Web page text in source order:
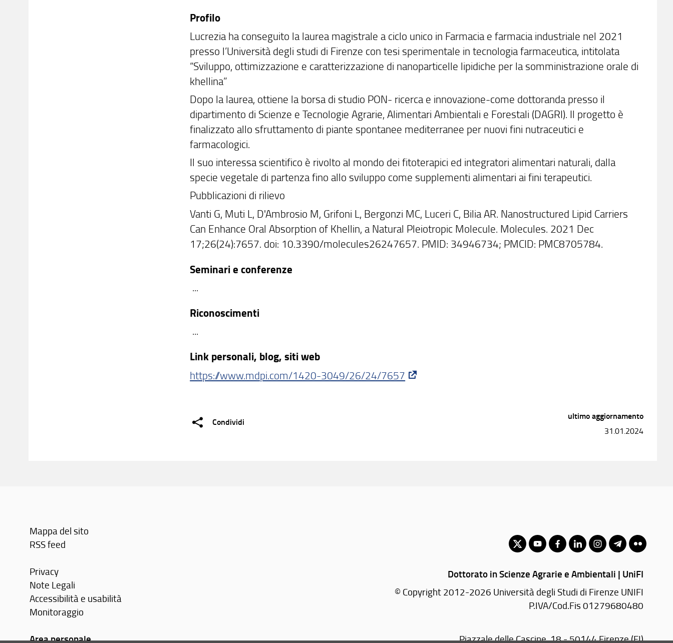
Profilo
Lucrezia ha conseguito la laurea magistrale a ciclo unico in Farmacia e farmacia industriale nel 2021
presso l’Università degli studi di Firenze con tesi sperimentale in tecnologia farmaceutica, intitolata
“Sviluppo, ottimizzazione e caratterizzazione di nanoparticelle lipidiche per la somministrazione orale di
khellina”
Dopo la laurea, ottiene la borsa di studio PON- ricerca e innovazione-come dottoranda presso il
dipartimento di Scienze e Tecnologie Agrarie, Alimentari Ambientali e Forestali (DAGRI). Il progetto è
finalizzato allo sfruttamento di piante spontanee mediterranee per nuovi fini nutraceutici e
farmacologici.
Il suo interessa scientifico è rivolto al mondo dei fitoterapici ed integratori alimentari naturali, dalla
specie vegetale di partenza fino allo sviluppo come supplementi alimentari ai fini terapeutici.
Pubblicazioni di rilievo
Vanti G, Muti L, D'Ambrosio M, Grifoni L, Bergonzi MC, Luceri C, Bilia AR. Nanostructured Lipid Carriers
Can Enhance Oral Absorption of Khellin, a Natural Pleiotropic Molecule. Molecules. 2021 Dec
17;26(24):7657. doi: 10.3390/molecules26247657. PMID: 34946734; PMCID: PMC8705784.
Seminari e conferenze
...
Riconoscimenti
...
Link personali, blog, siti web
https://www.mdpi.com/1420-3049/26/24/7657
Condividi
ultimo aggiornamento
31.01.2024
Mappa del sito
RSS feed
Privacy
Note Legali
Accessibilità e usabilità
Monitoraggio
Area personale
Dottorato in Scienze Agrarie e Ambientali | UniFI
© Copyright 2012-2026 Università degli Studi di Firenze UNIFI
P.IVA/Cod.Fis 01279680480
Piazzale delle Cascine, 18 - 50144 Firenze (FI)